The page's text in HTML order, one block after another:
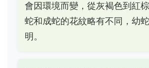
會因環境而變，從灰褐色到紅
蛇和成蛇的花紋略有不同，幼
明。